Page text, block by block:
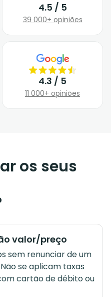
4.5 / 5
39 000+ opiniões
4.3 / 5
11 000+ opiniões
os seus
valor/preço
sem renunciar de um
se aplicam taxas
cartão de débito ou